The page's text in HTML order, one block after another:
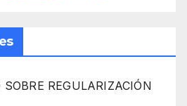
REGULARIZACIÓN